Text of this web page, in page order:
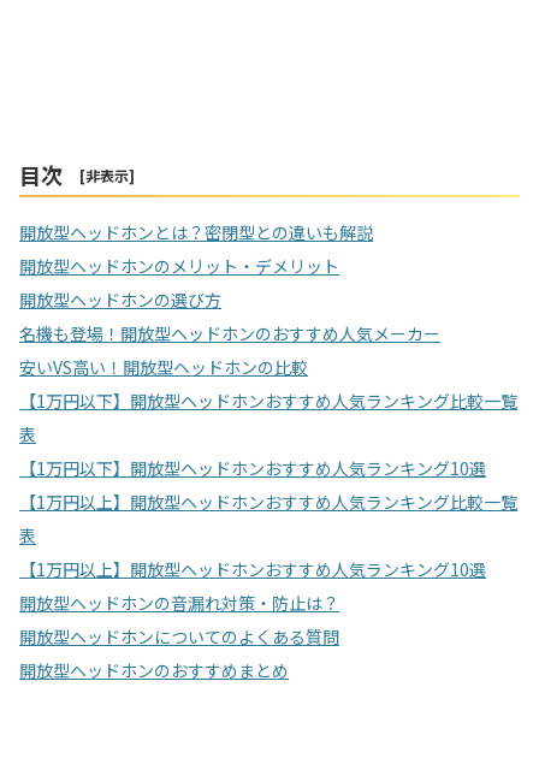
目次 [非表示]
開放型ヘッドホンとは？密閉型との違いも解説
開放型ヘッドホンのメリット・デメリット
開放型ヘッドホンの選び方
名機も登場！開放型ヘッドホンのおすすめ人気メーカー
安いVS高い！開放型ヘッドホンの比較
【1万円以下】開放型ヘッドホンおすすめ人気ランキング比較一覧
表
【1万円以下】開放型ヘッドホンおすすめ人気ランキング10選
【1万円以上】開放型ヘッドホンおすすめ人気ランキング比較一覧
表
【1万円以上】開放型ヘッドホンおすすめ人気ランキング10選
開放型ヘッドホンの音漏れ対策・防止は？
開放型ヘッドホンについてのよくある質問
開放型ヘッドホンのおすすめまとめ